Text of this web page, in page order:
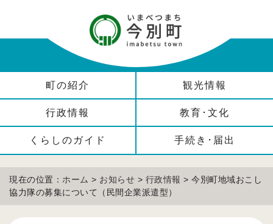
町の紹介 観光情報
行政情報 教育･文化
くらしのガイド 手続き･届出
現在の位置： ホーム > お知らせ > 行政情報 > 今別町地域おこし
協力隊の募集について（民間企業派遣型）